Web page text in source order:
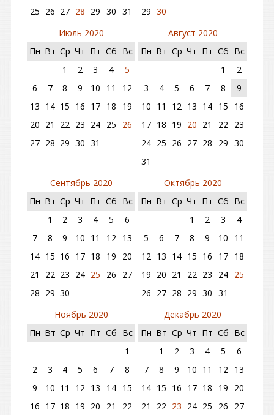
25 26 27 28 29 30 31
29 30
Июль 2020
Пн Вт Ср Чт Пт Сб Вс
1
2 3 4
5
6
7 8 9 10 11
12
13 14 15 16 17 18
19
20 21 22 23 24 25
26
27 28 29 30 31
Август 2020
Пн Вт Ср Чт Пт Сб Вс
1
2
3
4 5 6 7 8
9
10 11 12 13 14 15
16
17 18 19 20 21 22 23
24 25 26 27 28 29 30
31
Сентябрь 2020
Пн Вт Ср Чт Пт Сб Вс
1
2 3 4 5
6
7
8 9 10 11 12 13
14 15 16 17 18 19
20
21
22 23 24 25 26
27
28 29 30
Октябрь 2020
Пн Вт Ср Чт Пт Сб Вс
1
2 3
4
5
6 7 8 9 10
11
12 13 14 15 16 17 18
19 20 21 22 23 24 25
26 27 28 29 30 31
Ноябрь 2020
Пн Вт Ср Чт Пт Сб Вс
1
2
3 4 5 6 7
8
9
10 11 12 13 14 15
16 17 18 19 20 21
22
Декабрь 2020
Пн Вт Ср Чт Пт Сб Вс
1
2 3 4 5
6
7
8 9 10 11 12 13
14 15 16 17 18 19
20
21
22 23 24 25 26
27